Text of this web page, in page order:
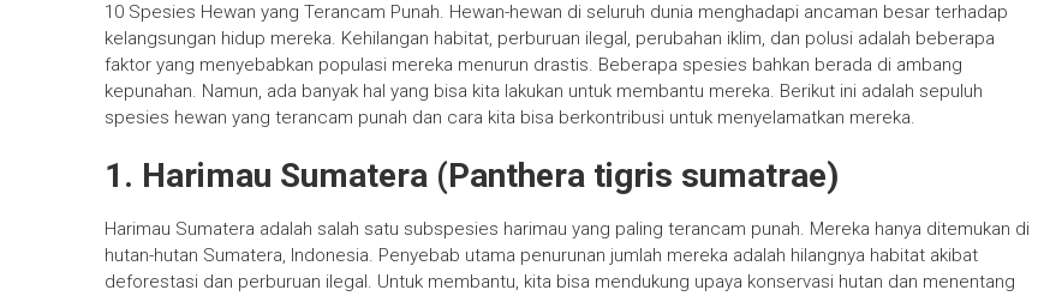
10 Spesies Hewan yang Terancam Punah. Hewan-hewan di seluruh dunia menghadapi ancaman besar terhadap
kelangsungan hidup mereka. Kehilangan habitat, perburuan ilegal, perubahan iklim, dan polusi adalah beberapa
faktor yang menyebabkan populasi mereka menurun drastis. Beberapa spesies bahkan berada di ambang
kepunahan. Namun, ada banyak hal yang bisa kita lakukan untuk membantu mereka. Berikut ini adalah sepuluh
spesies hewan yang terancam punah dan cara kita bisa berkontribusi untuk menyelamatkan mereka.
1. Harimau Sumatera (Panthera tigris sumatrae)
Harimau Sumatera adalah salah satu subspesies harimau yang paling terancam punah. Mereka hanya ditemukan di
hutan-hutan Sumatera, Indonesia. Penyebab utama penurunan jumlah mereka adalah hilangnya habitat akibat
deforestasi dan perburuan ilegal. Untuk membantu, kita bisa mendukung upaya konservasi hutan dan menentang